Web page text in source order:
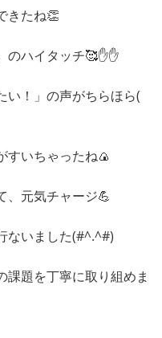
きたね👏
ハイタッチ🥰✋✋
い！」の声がちらほら(
すいちゃったね🍙
、元気チャージ💪
ないました(#^.^#)
題を丁寧に取り組めま